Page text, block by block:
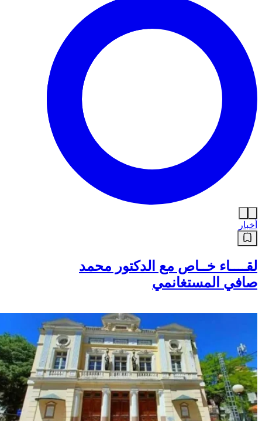
أخبار
لقــــاء خــاص مع الدكتور محمد
صافي المستغانمي